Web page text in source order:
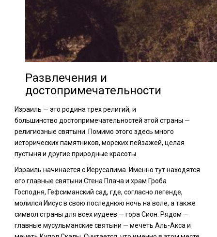
Развлечения и
достопримечательности
Израиль — это родина трех религий, и
большинство достопримечательностей этой страны —
религиозные святыни. Помимо этого здесь много
исторических памятников, морских пейзажей, целая
пустыня и другие природные красоты.
Израиль начинается с Иерусалима. Именно тут находятся
его главные святыни Стена Плача и храм Гроба
Господня, Гефсиманский сад, где, согласно легенде,
молился Иисус в свою последнюю ночь на воле, а также
символ страны для всех иудеев — гора Сион. Рядом —
главные мусульманские святыни — мечеть Аль-Акса и